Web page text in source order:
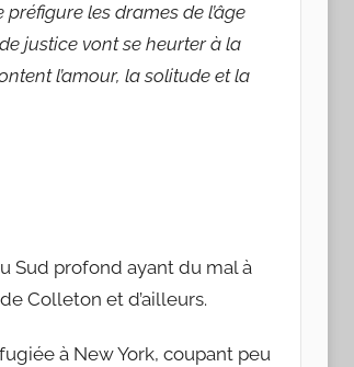
les drames de l’âge
justice vont se heurter à la
l’amour, la solitude et la
Sud profond ayant du mal à
Colleton et d’ailleurs.
à New York, coupant peu